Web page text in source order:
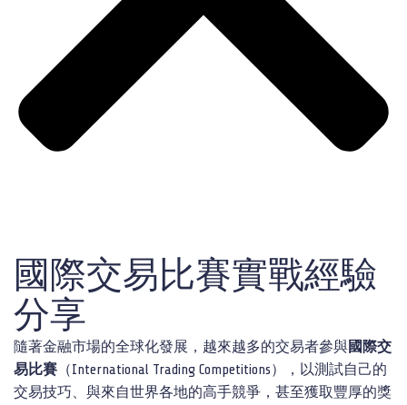
國際交易比賽實戰經驗
分享
隨著金融市場的全球化發展，越來越多的交易者參與國際交
易比賽 （International Trading Competitions），以測試自己的
交易技巧、與來自世界各地的高手競爭，甚至獲取豐厚的獎